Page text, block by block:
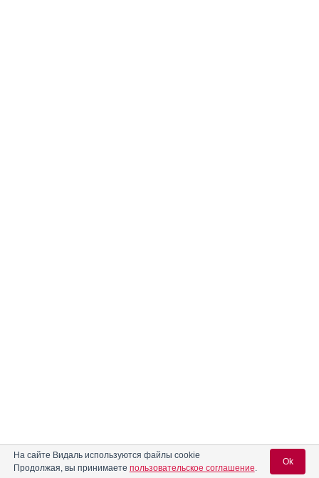
На сайте Видаль используются файлы cookie
Продолжая, вы принимаете пользовательское соглашение.
Ok